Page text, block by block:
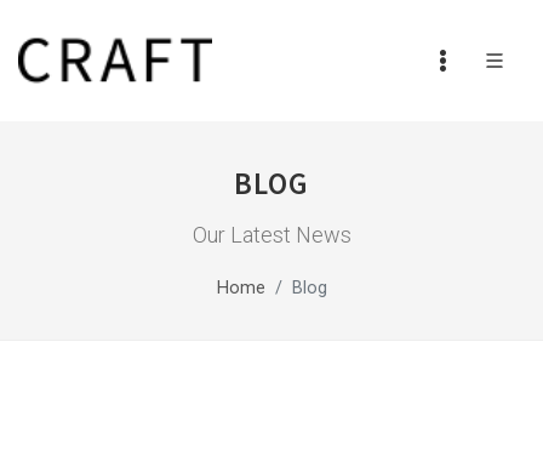
BLOG
Our Latest News
Home Blog